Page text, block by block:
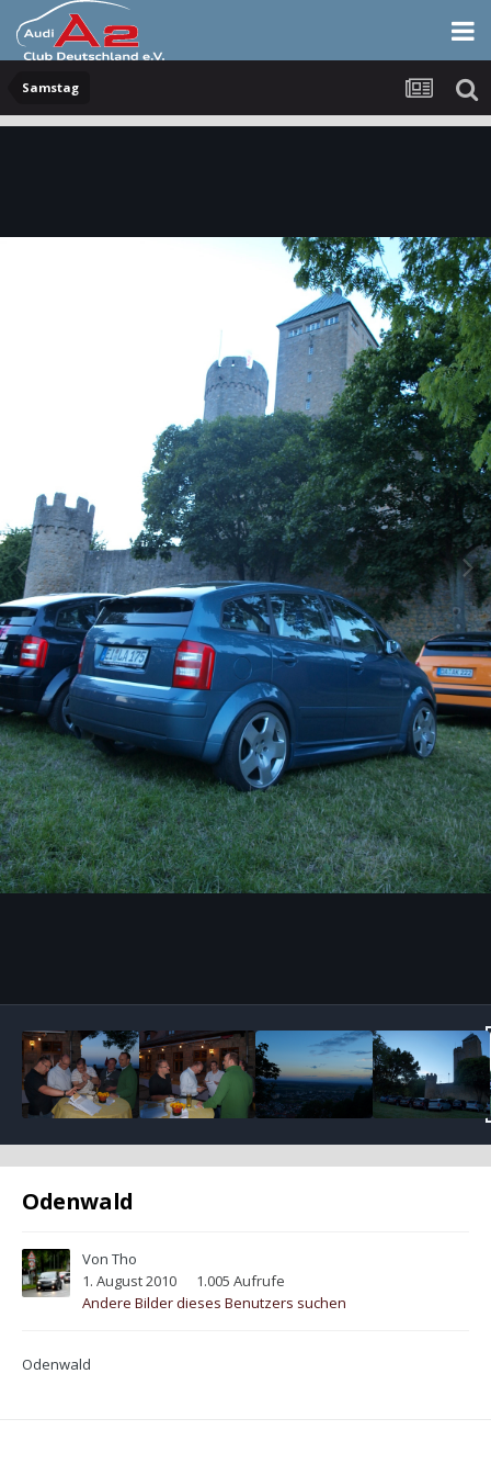
Samstag
Odenwald
Von Tho
1. August 2010
1.005 Aufrufe
Andere Bilder dieses Benutzers suchen
Odenwald